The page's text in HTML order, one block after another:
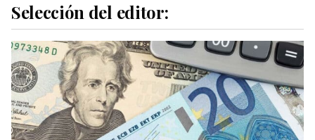
Selección del editor: